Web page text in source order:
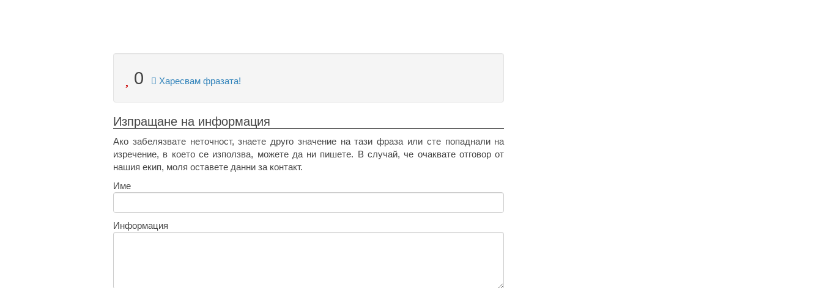
0 Харесвам фразата!
Изпращане на информация
Ако забелязвате неточност, знаете друго значение на тази фраза или сте попаднали на
изречение, в което се използва, можете да ни пишете. В случай, че очаквате отговор от
нашия екип, моля оставете данни за контакт.
Име
Информация